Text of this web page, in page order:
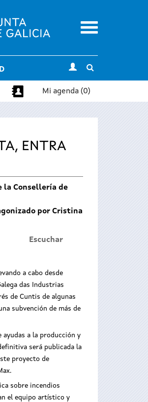
Menu
search
Mi agenda (0)
ENTRA
la Consellería de
por Cristina
Escuchar
a cabo desde
das Industrias
de Cuntis de algunas
subvención de más de
ayudas a la producción y
será publicada la
proyecto de
sobre incendios
el equipo artístico y